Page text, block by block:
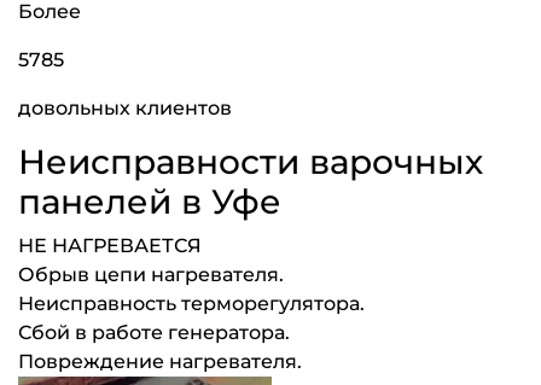
Более
5785
довольных клиентов
Неисправности варочных
панелей в Уфе
НЕ НАГРЕВАЕТСЯ
Обрыв цепи нагревателя.
Неисправность терморегулятора.
Сбой в работе генератора.
Повреждение нагревателя.